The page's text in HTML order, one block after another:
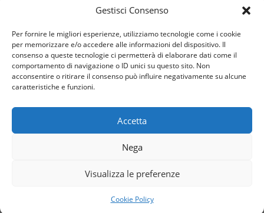
Gestisci Consenso
Per fornire le migliori esperienze, utilizziamo tecnologie come i cookie
per memorizzare e/o accedere alle informazioni del dispositivo. Il
consenso a queste tecnologie ci permetterà di elaborare dati come il
comportamento di navigazione o ID unici su questo sito. Non
acconsentire o ritirare il consenso può influire negativamente su alcune
caratteristiche e funzioni.
Accetta
Nega
Visualizza le preferenze
Cookie Policy
GRIANTE CADENABBIA
Via Brentano, 6 – 22011 Griante
Tel: (+39) 0344 40416
Fax: (+39) 0344 42316
Copyright © 2024 – All Right Reserved –